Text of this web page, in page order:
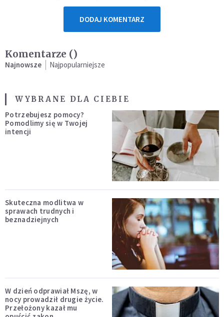
DODAJ KOMENTARZ
Komentarze ()
Najnowsze Najpopularniejsze
WYBRANE DLA CIEBIE
Potrzebujesz pomocy?
Pomodlimy się w Twojej
intencji
Skuteczna modlitwa w
sprawach trudnych i
beznadziejnych
W dzień odprawiał Mszę, w
nocy prowadził drugie życie.
Przełożony kazał mu